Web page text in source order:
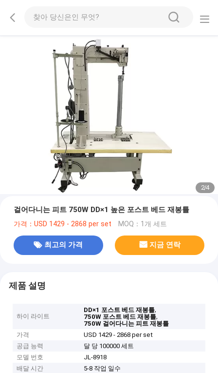
2/4
걸어다니는 피트 750W DD×1 높은 포스트 베드 재봉틀
가격：USD 1429 - 2868 per set MOQ：1개 세트
최고의 가격 지금 연락
제품 설명
하이 라이트
DD×1 포스트 베드 재봉틀,
750W 포스트 베드 재봉틀,
750W 걸어다니는 피트 재봉틀
가격
USD 1429 - 2868 per set
공급 능력
달 당 100000 세트
모델 번호
JL-8918
배달 시간
5-8 작업 일수